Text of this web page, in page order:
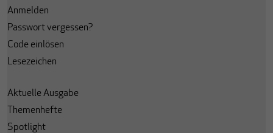
Anmelden
Passwort vergessen?
Code einlösen
Lesezeichen
Aktuelle Ausgabe
Themenhefte
Spotlight